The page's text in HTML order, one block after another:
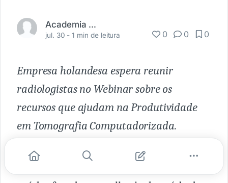
Academia Médica
jul. 30 -1 min de leitura 0 0 0
Empresa holandesa espera reunir
radiologistas no Webinar sobre os
recursos que ajudam na Produtividade
em Tomografia Computadorizada.
São Paulo, Julho de 2020 – A Royal